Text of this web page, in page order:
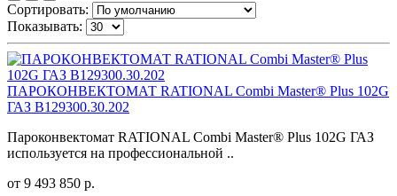
Сортировать:
Показывать:
ПАРОКОНВЕКТОМАТ RATIONAL Combi Master® Plus 102G
ГАЗ B129300.30.202
Пароконвектомат RATIONAL Combi Master® Plus 102G ГАЗ
используется на профессиональной ..
от 9 493 850 р.